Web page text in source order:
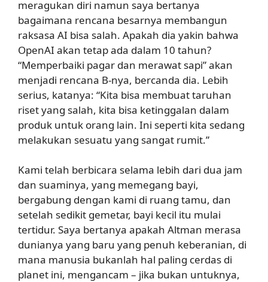
meragukan diri namun saya bertanya
bagaimana rencana besarnya membangun
raksasa AI bisa salah. Apakah dia yakin bahwa
OpenAI akan tetap ada dalam 10 tahun?
“Memperbaiki pagar dan merawat sapi” akan
menjadi rencana B-nya, bercanda dia. Lebih
serius, katanya: “Kita bisa membuat taruhan
riset yang salah, kita bisa ketinggalan dalam
produk untuk orang lain. Ini seperti kita sedang
melakukan sesuatu yang sangat rumit.”
Kami telah berbicara selama lebih dari dua jam
dan suaminya, yang memegang bayi,
bergabung dengan kami di ruang tamu, dan
setelah sedikit gemetar, bayi kecil itu mulai
tertidur. Saya bertanya apakah Altman merasa
dunianya yang baru yang penuh keberanian, di
mana manusia bukanlah hal paling cerdas di
planet ini, mengancam – jika bukan untuknya,